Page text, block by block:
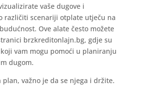
vaše dugove i
različiti scenariji otplate utječu na
Ove alate često možete
brzkreditonlajn.bg, gdje su
vam mogu pomoći u planiranju
dugom.
plan, važno je da se njega i držite.